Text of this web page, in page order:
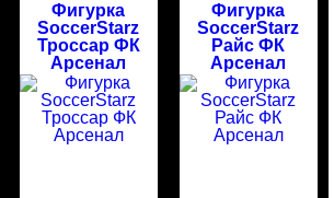
Фигурка
SoccerStarz
Троссар ФК
Арсенал
Фигурка
SoccerStarz
Райс ФК
Арсенал